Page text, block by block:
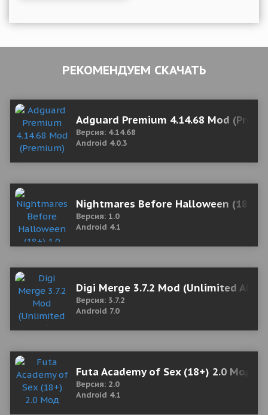
РЕКОМЕНДУЕМ СКАЧАТЬ
Adguard Premium 4.14.68 Mod
Версия: 4.14.68
Android 4.0.3
Nightmares Before Halloween (18+)
Версия: 1.0
Android 4.1
Digi Merge 3.7.2 Mod (Unlimited All)
Версия: 3.7.2
Android 7.0
Futa Academy of Sex (18+) 2.0 Мод
Версия: 2.0
Android 4.1